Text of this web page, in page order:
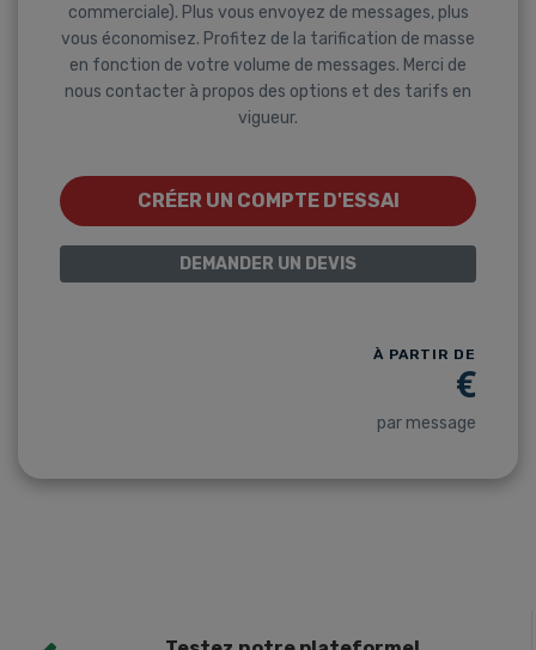
commerciale). Plus vous envoyez de messages, plus
vous économisez. Profitez de la tarification de masse
en fonction de votre volume de messages. Merci de
nous contacter à propos des options et des tarifs en
vigueur.
CRÉER UN COMPTE D'ESSAI
DEMANDER UN DEVIS
À PARTIR DE
€
par message